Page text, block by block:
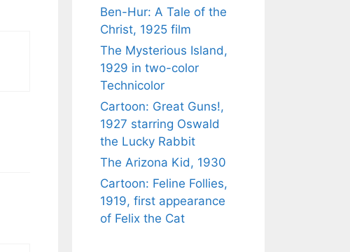
Ben-Hur: A Tale of the
Christ, 1925 film
The Mysterious Island,
1929 in two-color
Technicolor
Cartoon: Great Guns!,
1927 starring Oswald
the Lucky Rabbit
The Arizona Kid, 1930
Cartoon: Feline Follies,
1919, first appearance
of Felix the Cat